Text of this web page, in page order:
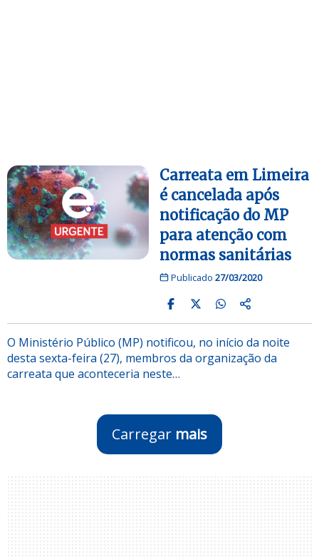
Carreata em Limeira
é cancelada após
notificação do MP
para atenção com
normas sanitárias
Publicado 27/03/2020
O Ministério Público (MP) notificou, no início da noite
desta sexta-feira (27), membros da organização da
carreata que aconteceria neste…
Carregar mais